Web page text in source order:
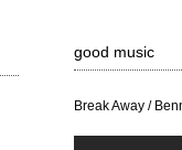
good music
Break Away /